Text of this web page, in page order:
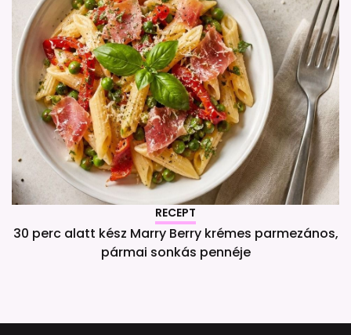
RECEPT
30 perc alatt kész Marry Berry krémes parmezános,
pármai sonkás pennéje